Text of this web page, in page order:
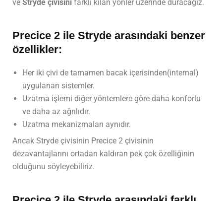
ve Stryde çivisini farklı kılan yönler üzerinde duracağız.
Precice 2 ile Stryde arasındaki benzer
özellikler:
Her iki çivi de tamamen bacak içerisinden(internal)
uygulanan sistemler.
Uzatma işlemi diğer yöntemlere göre daha konforlu
ve daha az ağrılıdır.
Uzatma mekanizmaları aynıdır.
Ancak Stryde çivisinin Precice 2 çivisinin
dezavantajlarını ortadan kaldıran pek çok özelliğinin
olduğunu söyleyebiliriz.